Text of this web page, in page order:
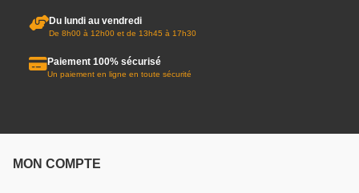
Du lundi au vendredi
De 8h00 à 12h00 et de 13h45 à 17h30
Paiement 100% sécurisé
Un paiement en ligne en toute sécurité
MON COMPTE